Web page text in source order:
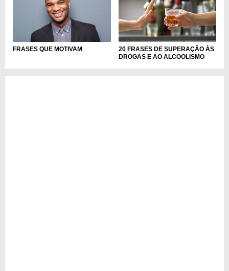
FRASES QUE MOTIVAM
20 FRASES DE SUPERAÇÃO ÀS
DROGAS E AO ALCOOLISMO